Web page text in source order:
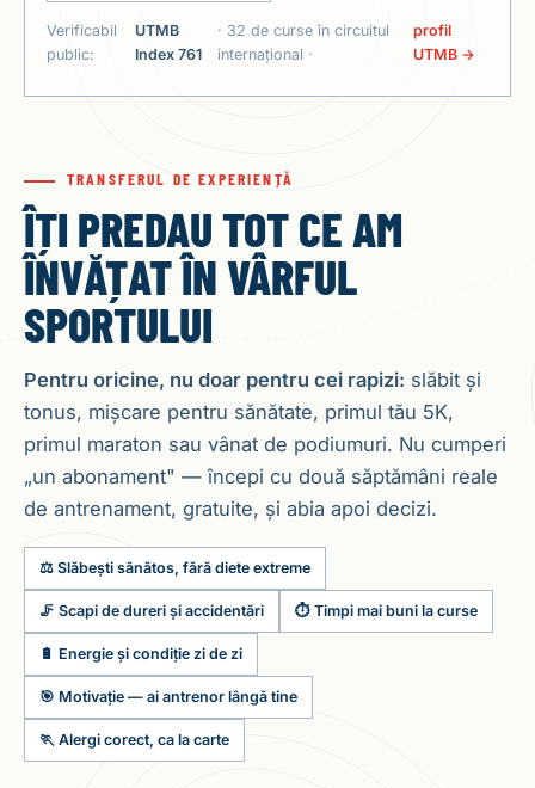
Verificabil
public:
UTMB
Index 761
· 32 de curse în circuitul
internațional ·
profil
UTMB →
TRANSFERUL DE EXPERIENȚĂ
ÎȚI PREDAU TOT CE AM
ÎNVĂȚAT ÎN VÂRFUL
SPORTULUI
Pentru oricine, nu doar pentru cei rapizi: slăbit și
tonus, mișcare pentru sănătate, primul tău 5K,
primul maraton sau vânat de podiumuri. Nu cumperi
„un abonament" — începi cu două săptămâni reale
de antrenament, gratuite, și abia apoi decizi.
⚖️ Slăbești sănătos, fără diete extreme
🦵 Scapi de dureri și accidentări ⏱️ Timpi mai buni la curse
🔋 Energie și condiție zi de zi
🎯 Motivație — ai antrenor lângă tine
🏃 Alergi corect, ca la carte